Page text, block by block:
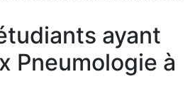
ayant
Pneumologie à